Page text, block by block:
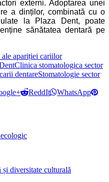
externi. Adoptarea unei
a dinților, combinată cu o
la Plaza Dent, poate
sănătatea dentară pe
apariției cariilor
Clinica stomatologica sector
dentareStomatologie sector
ReddIt
WhatsApp
diversitate culturală